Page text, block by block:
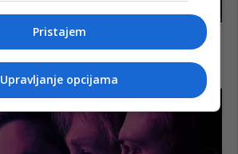
Pristajem
Upravljanje opcijama